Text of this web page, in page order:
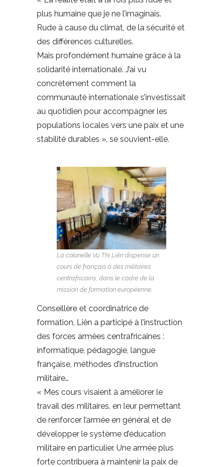
plus humaine que je ne l’imaginais.
Rude à cause du climat, de la sécurité et
des différences culturelles.
Mais profondément humaine grâce à la
solidarité internationale. J’ai vu
concrètement comment la
communauté internationale s’investissait
au quotidien pour accompagner les
populations locales vers une paix et une
stabilité durables », se souvient-elle.
La colonelle Vu Thi Liên dispense un
cours de français à des militaires
centrafricains, dans le cadre de la
mission de formation européenne.
Conseillère et coordinatrice de
formation, Liên a participé à l’instruction
des forces armées centrafricaines :
informatique, pédagogie, langue
française, méthodes d’instruction
militaire…
« Mes cours visaient à améliorer le
travail des militaires, en leur permettant
de renforcer l’armée en général et de
développer le système d’éducation
militaire en particulier. Une armée plus
forte contribuera à maintenir la paix de